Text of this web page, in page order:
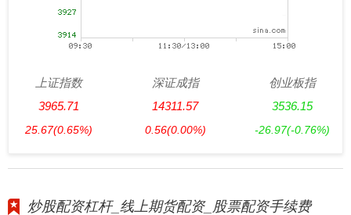
上证指数
3965.71
25.67(0.65%)
深证成指
14311.57
0.56(0.00%)
创业板指
3536.15
-26.97(-0.76%)
炒股配资杠杆_线上期货配资_股票配资手续费